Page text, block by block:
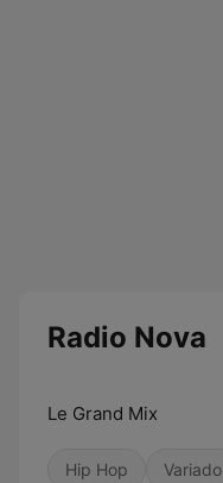
Radio Nova
Le Grand Mix
Hip Hop Variado